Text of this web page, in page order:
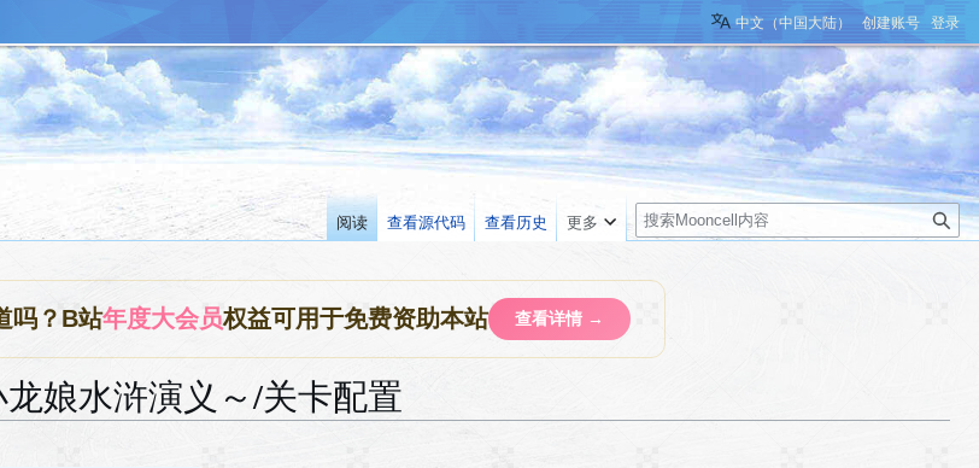
吗？B站年度大会员权益可用于免费资助本站 查看详情 →
龙娘水浒演义～/关卡配置
中文（中国大陆） 创建账号 登录
阅读 查看源代码 查看历史 更多
搜
索